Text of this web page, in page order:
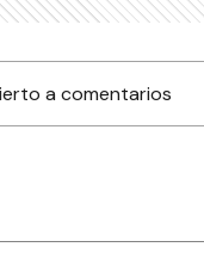
a comentarios